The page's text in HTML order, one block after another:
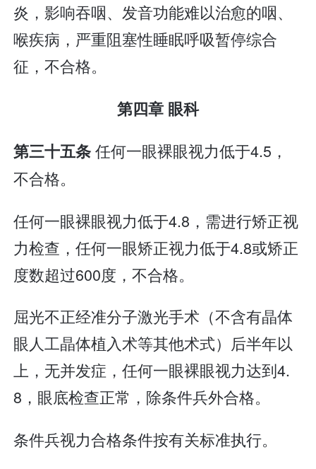
炎，影响吞咽、发音功能难以治愈的咽、
喉疾病，严重阻塞性睡眠呼吸暂停综合
征，不合格。
第四章 眼科
第三十五条任何一眼裸眼视力低于4.5，
不合格。
任何一眼裸眼视力低于4.8，需进行矫正视
力检查，任何一眼矫正视力低于4.8或矫正
度数超过600度，不合格。
屈光不正经准分子激光手术（不含有晶体
眼人工晶体植入术等其他术式）后半年以
上，无并发症，任何一眼裸眼视力达到4.
8，眼底检查正常，除条件兵外合格。
条件兵视力合格条件按有关标准执行。